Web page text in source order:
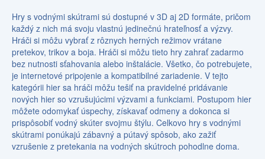
Hry s vodnými skútrami sú dostupné v 3D aj 2D formáte, pričom
každý z nich má svoju vlastnú jedinečnú hrateľnosť a výzvy.
Hráči si môžu vybrať z rôznych herných režimov vrátane
pretekov, trikov a boja. Hráči si môžu tieto hry zahrať zadarmo
bez nutnosti sťahovania alebo inštalácie. Všetko, čo potrebujete,
je internetové pripojenie a kompatibilné zariadenie. V tejto
kategórii hier sa hráči môžu tešiť na pravidelné pridávanie
nových hier so vzrušujúcimi výzvami a funkciami. Postupom hier
môžete odomykať úspechy, získavať odmeny a dokonca si
prispôsobiť vodný skúter svojmu štýlu. Celkovo hry s vodnými
skútrami ponúkajú zábavný a pútavý spôsob, ako zažiť
vzrušenie z pretekania na vodných skútroch pohodlne doma.